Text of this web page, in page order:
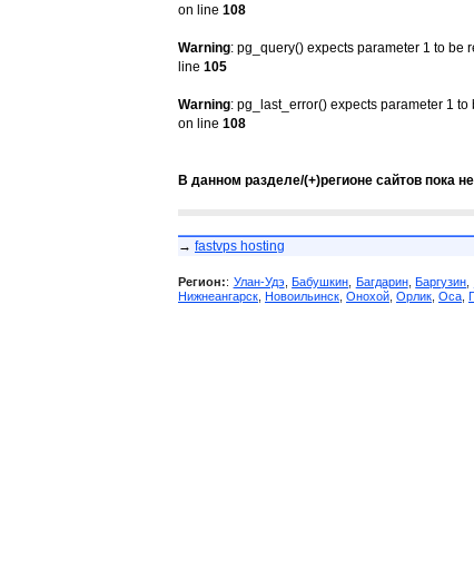
on line 108
Warning: pg_query() expects parameter 1 to be
line 105
Warning: pg_last_error() expects parameter 1
on line 108
В данном разделе/(+)регионе сайтов пока
→ fastvps hosting
Регион:: Улан-Удэ ,Бабушкин Багдарин,Баргузин
Нижнеангарск Новоильинск Онохой Орлик Оса